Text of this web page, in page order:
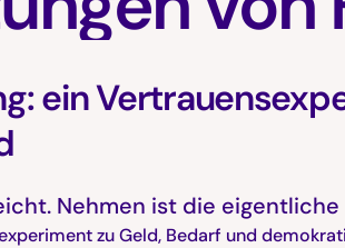
ein
Nehmen ist die eigentliche
zu Geld, Bedarf und